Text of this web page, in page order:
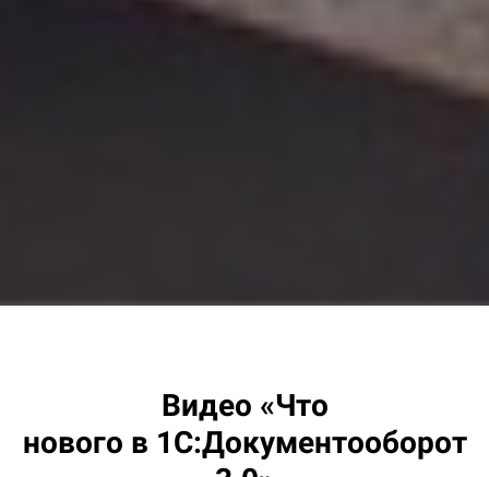
Видео «Что
нового в 1С:Документооборот